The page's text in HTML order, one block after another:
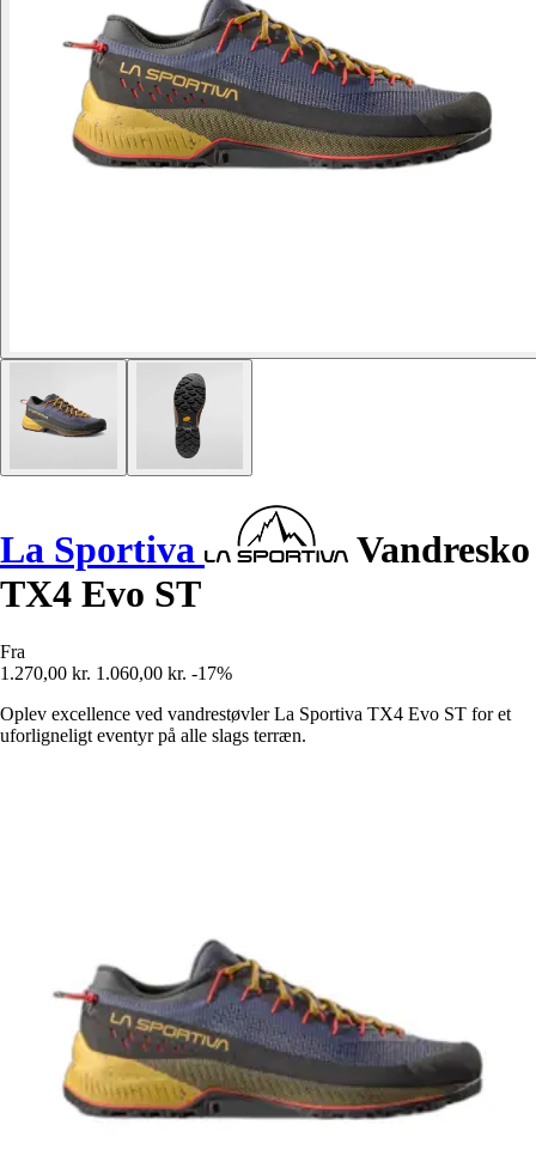
La Sportiva
Vandresko
TX4 Evo ST
Fra
1.270,00 kr. 1.060,00 kr. -17%
Oplev excellence ved vandrestøvler La Sportiva TX4 Evo ST for et
uforligneligt eventyr på alle slags terræn.